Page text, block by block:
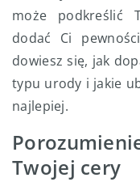
może podkreślić
dodać Ci
dowiesz się, jak
typu urody i jakie
najlepiej.
Twojej cery